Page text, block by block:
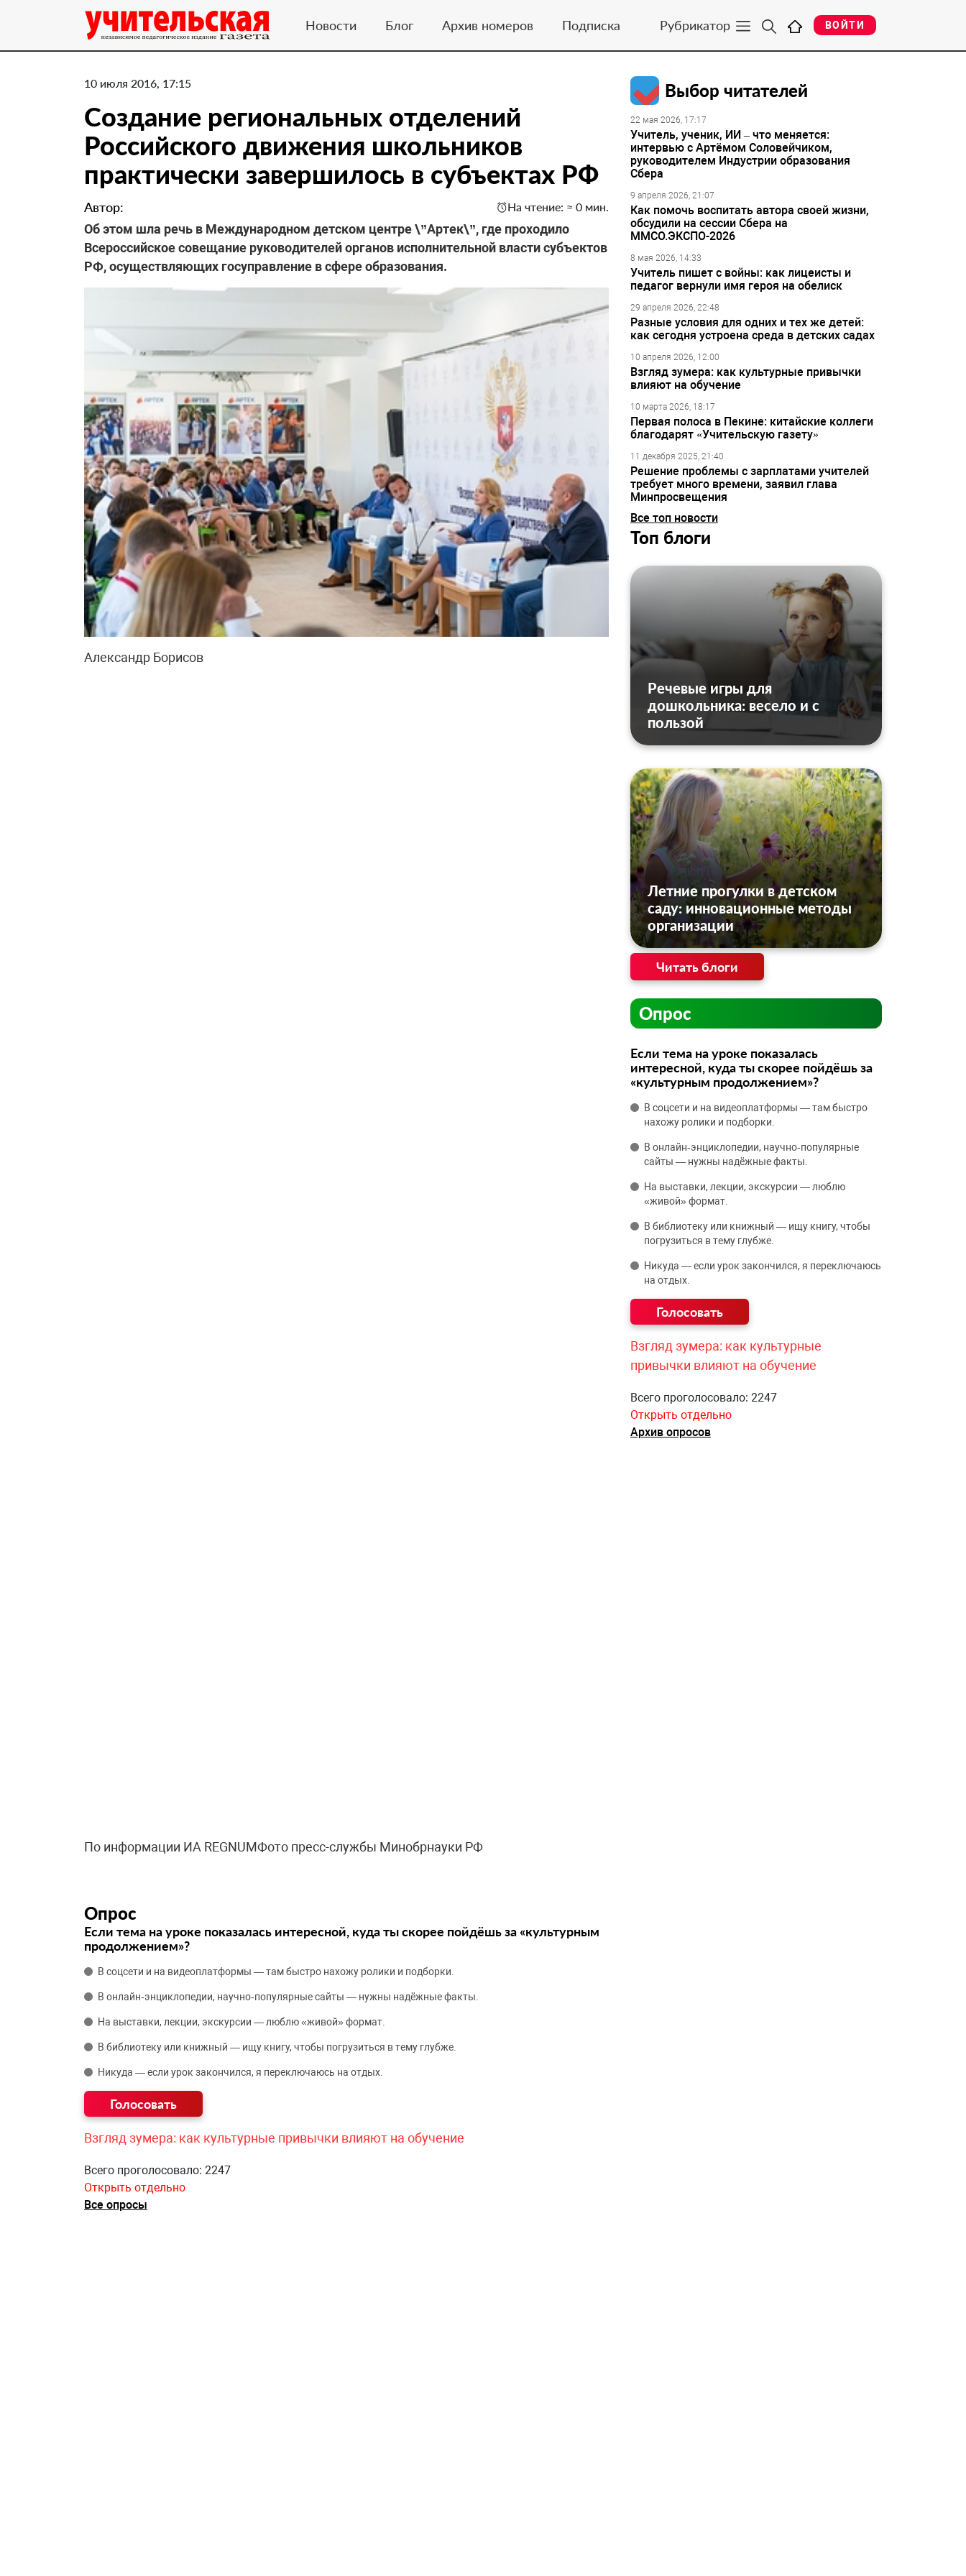
Новости Блог Архив номеров Подписка Рубрикатор ВОЙТИ
10 июля 2016, 17:15
Создание региональных отделений
Российского движения школьников
практически завершилось в субъектах РФ
Автор: На чтение: ≈ 0 мин.
Об этом шла речь в Международном детском центре \”Артек\”, где проходило
Всероссийское совещание руководителей органов исполнительной власти субъектов
РФ, осуществляющих госуправление в сфере образования.
Александр Борисов
По информации ИА REGNUMФото пресс-службы Минобрнауки РФ
Опрос
Если тема на уроке показалась интересной, куда ты скорее пойдёшь за «культурным
продолжением»?
В соцсети и на видеоплатформы — там быстро нахожу ролики и подборки.
В онлайн‑энциклопедии, научно‑популярные сайты — нужны надёжные факты.
На выставки, лекции, экскурсии — люблю «живой» формат.
В библиотеку или книжный — ищу книгу, чтобы погрузиться в тему глубже.
Никуда — если урок закончился, я переключаюсь на отдых.
Взгляд зумера: как культурные привычки влияют на обучение
Всего проголосовало: 2247
Открыть отдельно
Все опросы
Выбор читателей
22 мая 2026, 17:17
Учитель, ученик, ИИ – что меняется:
интервью с Артёмом Соловейчиком,
руководителем Индустрии образования
Сбера
9 апреля 2026, 21:07
Как помочь воспитать автора своей жизни,
обсудили на сессии Сбера на
ММСО.ЭКСПО-2026
8 мая 2026, 14:33
Учитель пишет с войны: как лицеисты и
педагог вернули имя героя на обелиск
29 апреля 2026, 22:48
Разные условия для одних и тех же детей:
как сегодня устроена среда в детских садах
10 апреля 2026, 12:00
Взгляд зумера: как культурные привычки
влияют на обучение
10 марта 2026, 18:17
Первая полоса в Пекине: китайские коллеги
благодарят «Учительскую газету»
11 декабря 2025, 21:40
Решение проблемы с зарплатами учителей
требует много времени, заявил глава
Минпросвещения
Все топ новости
Топ блоги
Речевые игры для
дошкольника: весело и с
пользой
Летние прогулки в детском
саду: инновационные методы
организации
Читать блоги
Опрос
Если тема на уроке показалась
интересной, куда ты скорее пойдёшь за
«культурным продолжением»?
В соцсети и на видеоплатформы — там быстро
нахожу ролики и подборки.
В онлайн‑энциклопедии, научно‑популярные
сайты — нужны надёжные факты.
На выставки, лекции, экскурсии — люблю
«живой» формат.
В библиотеку или книжный — ищу книгу, чтобы
погрузиться в тему глубже.
Никуда — если урок закончился, я переключаюсь
на отдых.
Взгляд зумера: как культурные
привычки влияют на обучение
Всего проголосовало: 2247
Открыть отдельно
Архив опросов